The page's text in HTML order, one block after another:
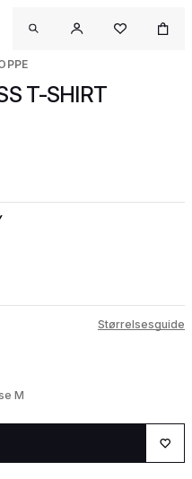
T-SHIRT
Størrelsesguide
M